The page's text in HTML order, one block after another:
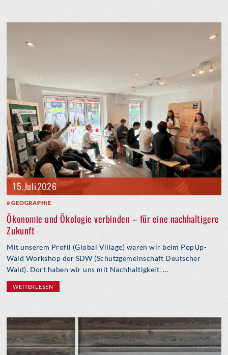
15. Juli 2026
GEOGRAPHIE
Ökonomie und Ökologie verbinden – für eine nachhaltigere
Zukunft
Mit unserem Profil (Global Village) waren wir beim PopUp-
Wald Workshop der SDW (Schutzgemeinschaft Deutscher
Wald). Dort haben wir uns mit Nachhaltigkeit, ...
WEITERLESEN